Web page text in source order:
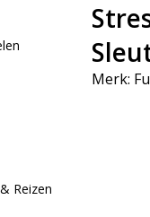
Reizen
Merk: